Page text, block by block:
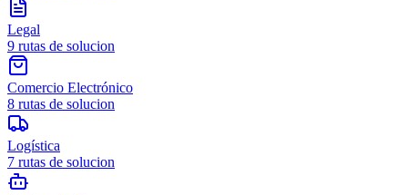
Legal
9 rutas de solucion
Comercio Electrónico
8 rutas de solucion
Logística
7 rutas de solucion